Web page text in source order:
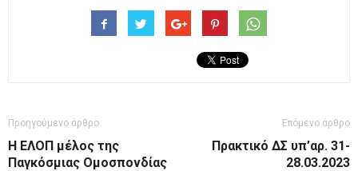
Προηγούμενο άρθρο
Η ΕΛΟΠ μέλος της
Παγκόσμιας Ομοσπονδίας
Επόμενο άρθρο
Πρακτικό ΔΣ υπ’αρ. 31-
28.03.2023